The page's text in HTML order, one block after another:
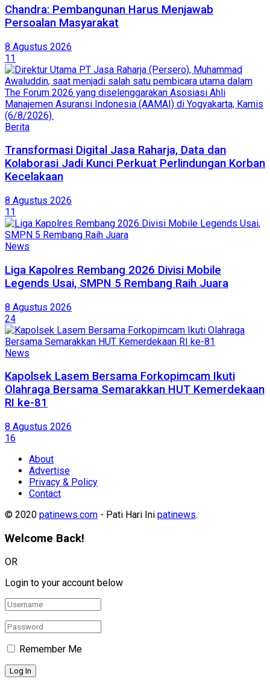
Chandra: Pembangunan Harus Menjawab
Persoalan Masyarakat
8 Agustus 2026
11
Berita
Transformasi Digital Jasa Raharja, Data dan
Kolaborasi Jadi Kunci Perkuat Perlindungan Korban
Kecelakaan
8 Agustus 2026
11
News
Liga Kapolres Rembang 2026 Divisi Mobile
Legends Usai, SMPN 5 Rembang Raih Juara
8 Agustus 2026
24
News
Kapolsek Lasem Bersama Forkopimcam Ikuti
Olahraga Bersama Semarakkan HUT Kemerdekaan
RI ke-81
8 Agustus 2026
16
About
Advertise
Privacy & Policy
Contact
© 2020 patinews.com - Pati Hari Ini patinews.
Welcome Back!
OR
Login to your account below
Remember Me